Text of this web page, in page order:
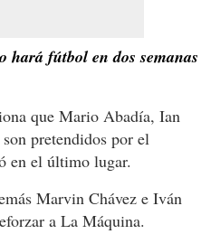
hará fútbol en dos semanas
que Mario Abadía, Ian
pretendidos por el
en el último lugar.
Marvin Chávez e Iván
a La Máquina.